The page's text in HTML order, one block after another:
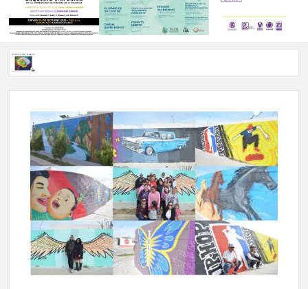
Voces de Papel Parral, edición especial Coyame del Sotol
Voces de papel Parral edición Carlos Montemayor #35
A 18 años de su partida, Teatro Bárbaro rinde homenaje a
Víctor Hugo Rascón Banda con Voces en el umbral
Invitan a participar en “Convocatoria UACH-SPAUACH
2026” para publicar textos académicos con sello editorial.